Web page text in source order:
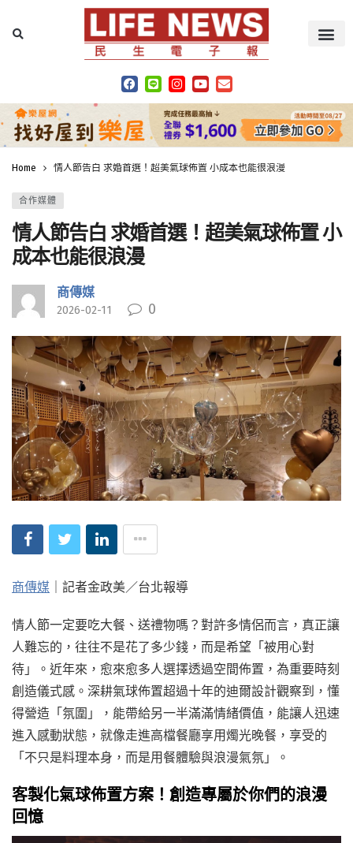
Home 情人節告白 求婚首選！超美氣球佈置 小成本也能很浪漫
合作媒體
情人節告白 求婚首選！超美氣球佈置 小
成本也能很浪漫
商傳媒
2026-02-11 0
商傳媒 ｜記者金政美／台北報導
情人節一定要吃大餐、送禮物嗎？對許多情侶而言，真正讓
人難忘的，往往不是花了多少錢，而是希望「被用心對
待」。近年來，愈來愈多人選擇透過空間佈置，為重要時刻
創造儀式感。深耕氣球佈置超過十年的迪爾設計觀察到，懂
得營造「氛圍」，能帶給另一半滿滿情緒價值，能讓人迅速
進入感動狀態，就像走進高檔餐廳享用燭光晚餐，享受的
「不只是料理本身，而是用餐體驗與浪漫氣氛」。
客製化氣球佈置方案！創造專屬於你們的浪漫
回憶